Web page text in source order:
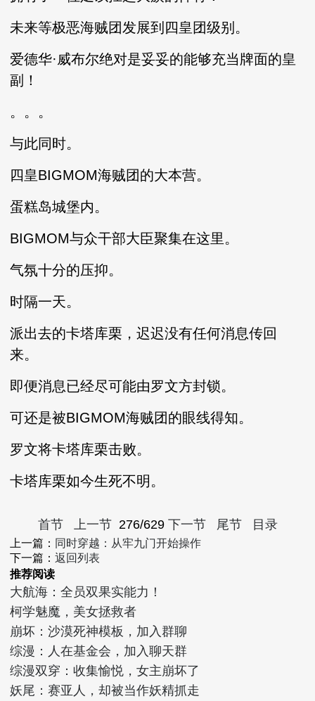
未来等极恶海贼团发展到四皇团级别。
爱德华·威布尔绝对是妥妥的能够充当牌面的皇
副！
。。。
与此同时。
四皇BIGMOM海贼团的大本营。
蛋糕岛城堡内。
BIGMOM与众干部大臣聚集在这里。
气氛十分的压抑。
时隔一天。
派出去的卡塔库栗，迟迟没有任何消息传回
来。
即便消息已经尽可能由罗文方封锁。
可还是被BIGMOM海贼团的眼线得知。
罗文将卡塔库栗击败。
卡塔库栗如今生死不明。
首节 上一节 276/629 下一节 尾节 目录
上一篇： 同时穿越：从牢九门开始操作
下一篇：返回列表
推荐阅读
大航海：全员双果实能力！
柯学魅魔，美女拯救者
崩坏：沙漠死神模板，加入群聊
综漫：人在基金会，加入聊天群
综漫双穿：收集愉悦，女主崩坏了
妖尾：赛亚人，却被当作妖精抓走